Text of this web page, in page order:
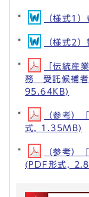
（様式1
（様式2
「伝統産
務 受託候補者
95.64KB)
（参考）
式, 1.35MB)
（参考）
(PDF形式,